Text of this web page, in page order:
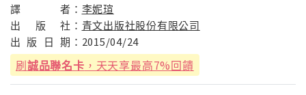
譯
者： 李妮瑄
出
版 社： 青文出版社股份有限公司
出 版 日 期： 2015/04/24
刷誠品聯名卡 ，天天享最高7%回饋